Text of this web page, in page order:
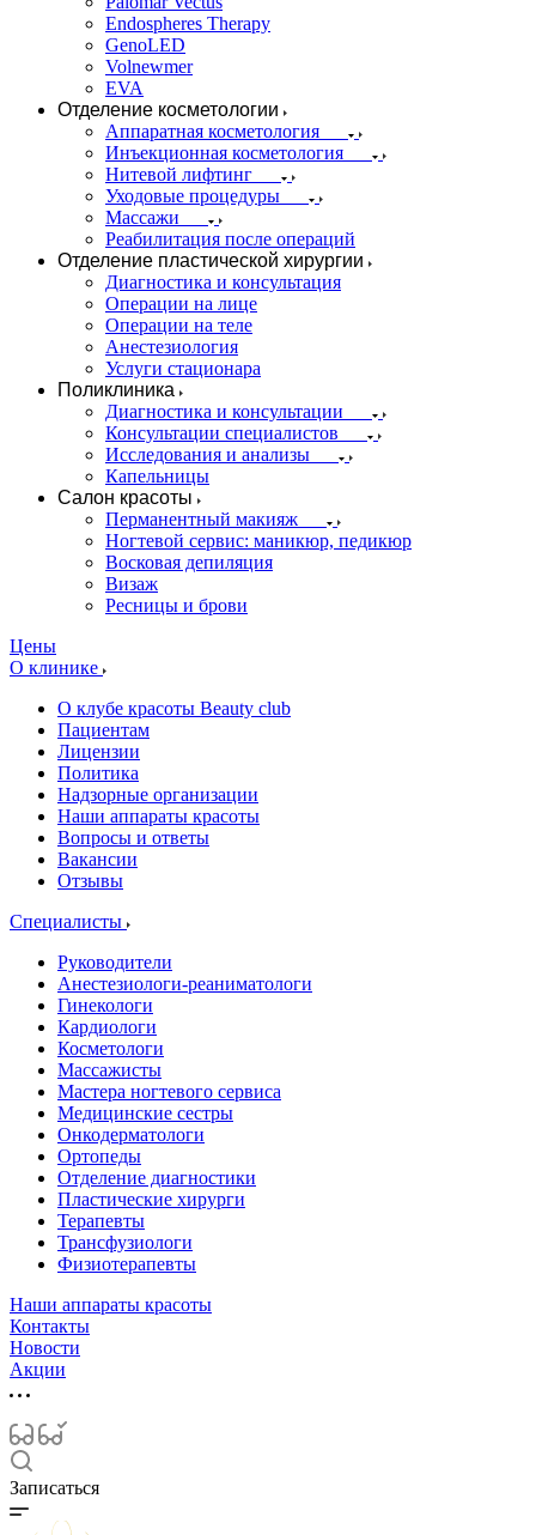
Endospheres Therapy
GenoLED
Volnewmer
EVA
Отделение косметологии
Аппаратная косметология
Инъекционная косметология
Нитевой лифтинг
Уходовые процедуры
Массажи
Реабилитация после операций
Отделение пластической хирургии
Диагностика и консультация
Операции на лице
Операции на теле
Анестезиология
Услуги стационара
Поликлиника
Диагностика и консультации
Консультации специалистов
Исследования и анализы
Капельницы
Салон красоты
Перманентный макияж
Ногтевой сервис: маникюр, педикюр
Восковая депиляция
Визаж
Ресницы и брови
Цены
О клинике
О клубе красоты Beauty club
Пациентам
Лицензии
Политика
Надзорные организации
Наши аппараты красоты
Вопросы и ответы
Вакансии
Отзывы
Специалисты
Руководители
Анестезиологи-реаниматологи
Гинекологи
Кардиологи
Косметологи
Массажисты
Мастера ногтевого сервиса
Медицинские сестры
Онкодерматологи
Ортопеды
Отделение диагностики
Пластические хирурги
Терапевты
Трансфузиологи
Физиотерапевты
Наши аппараты красоты
Контакты
Новости
Акции
Записаться